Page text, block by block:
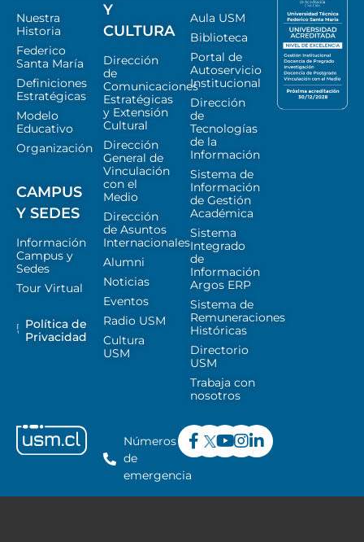
Nuestra
Historia
Federico
Santa María
Definiciones
Estratégicas
Modelo
Educativo
Organización
CAMPUS
Y SEDES
Información
Campus y
Sedes
Tour Virtual
Política de
Privacidad
Y
CULTURA
Dirección
de
Comunicaciones
Estratégicas
y Extensión
Cultural
Dirección
General de
Vinculación
con el
Medio
Dirección
de Asuntos
Internacionales
Alumni
Noticias
Eventos
Radio USM
Cultura
USM
Aula USM
Biblioteca
Portal de
Autoservicio
Institucional
Dirección
de
Tecnologías
de la
Información
Sistema de
Información
de Gestión
Académica
Sistema
Integrado
de
Información
Argos ERP
Sistema de
Remuneraciones
Históricas
Directorio
USM
Trabaja con
nosotros
Números
de
emergencia